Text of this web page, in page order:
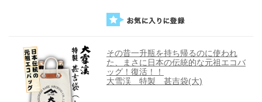
その昔一升瓶を持ち帰るのに使われ
た、まさに日本の伝統的な元祖エコバ
ッグ！復活！！
大雪渓 特製 甚吉袋(大)